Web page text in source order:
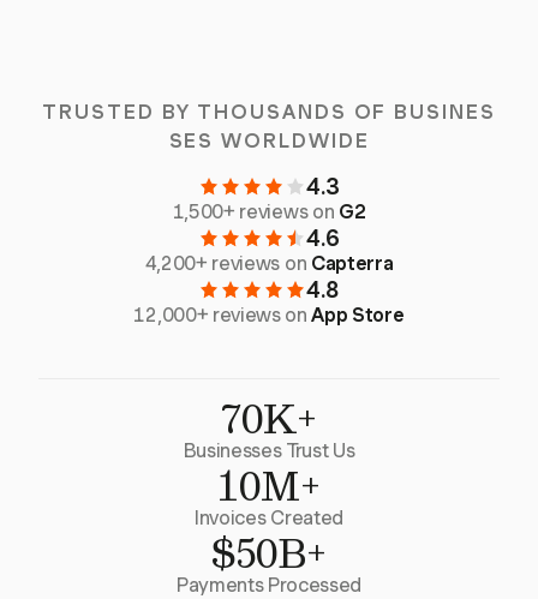
TRUSTED BY THOUSANDS OF BUSINES
SES WORLDWIDE
4.3
1,500+ reviews on G2
4.6
4,200+ reviews on Capterra
4.8
12,000+ reviews onApp Store
70K+
Businesses Trust Us
10M+
Invoices Created
$50B+
Payments Processed